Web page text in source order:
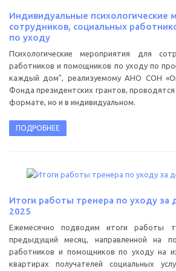
Индивидуальные психологические
сотрудников, социальных
по уходу
Психологические мероприятия для
работников и помощников по уходу по
каждый дом", реализуемому АНО СОН
Фонда президентских грантов,
формате, но и в индивидуальном.
ПОДРОБНЕЕ
Итоги работы тренера по уходу за
2025
Ежемесячно подводим итоги работы
предыдущий месяц, направленной на
работников и помощников по уходу на
квартирах получателей социальных